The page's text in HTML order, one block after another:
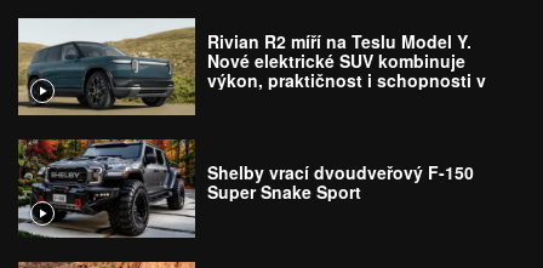
Rivian R2 míří na Teslu Model Y.
Nové elektrické SUV kombinuje
výkon, praktičnost i schopnosti v
Shelby vrací dvoudveřový F-150
Super Snake Sport